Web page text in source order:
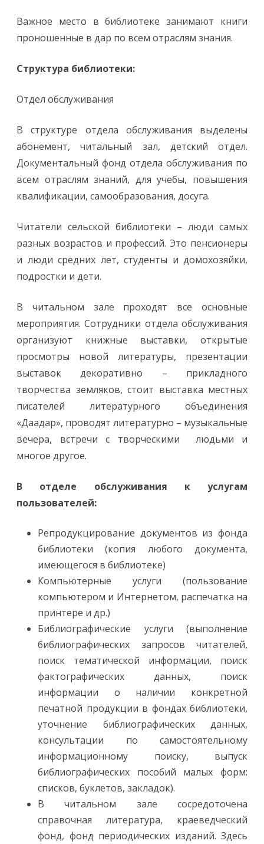
Важное место в библиотеке занимают книги
проношенные в дар по всем отраслям знания.
Структура библиотеки:
Отдел обслуживания
В структуре отдела обслуживания выделены
абонемент, читальный зал, детский отдел.
Документальный фонд отдела обслуживания по
всем отраслям знаний, для учебы, повышения
квалификации, самообразования, досуга.
Читатели сельской библиотеки – люди самых
разных возрастов и профессий. Это пенсионеры
и люди средних лет, студенты и домохозяйки,
подростки и дети.
В читальном зале проходят все основные
мероприятия. Сотрудники отдела обслуживания
организуют книжные выставки, открытые
просмотры новой литературы, презентации
выставок декоративно – прикладного
творчества земляков, стоит выставка местных
писателей литературного объединения
«Даадар», проводят литературно – музыкальные
вечера, встречи с творческими людьми и
многое другое.
В отделе обслуживания к услугам
пользователей:
Репродукцирование документов из фонда
библиотеки (копия любого документа,
имеющегося в библиотеке)
Компьютерные услуги (пользование
компьютером и Интернетом, распечатка на
принтере и др.)
Библиографические услуги (выполнение
библиографических запросов читателей,
поиск тематической информации, поиск
фактографических данных, поиск
информации о наличии конкретной
печатной продукции в фондах библиотеки,
уточнение библиографических данных,
консультации по самостоятельному
информационному поиску, выпуск
библиографических пособий малых форм:
списков, буклетов, закладок).
В читальном зале сосредоточена
справочная литература, краеведческий
фонд, фонд периодических изданий. Здесь